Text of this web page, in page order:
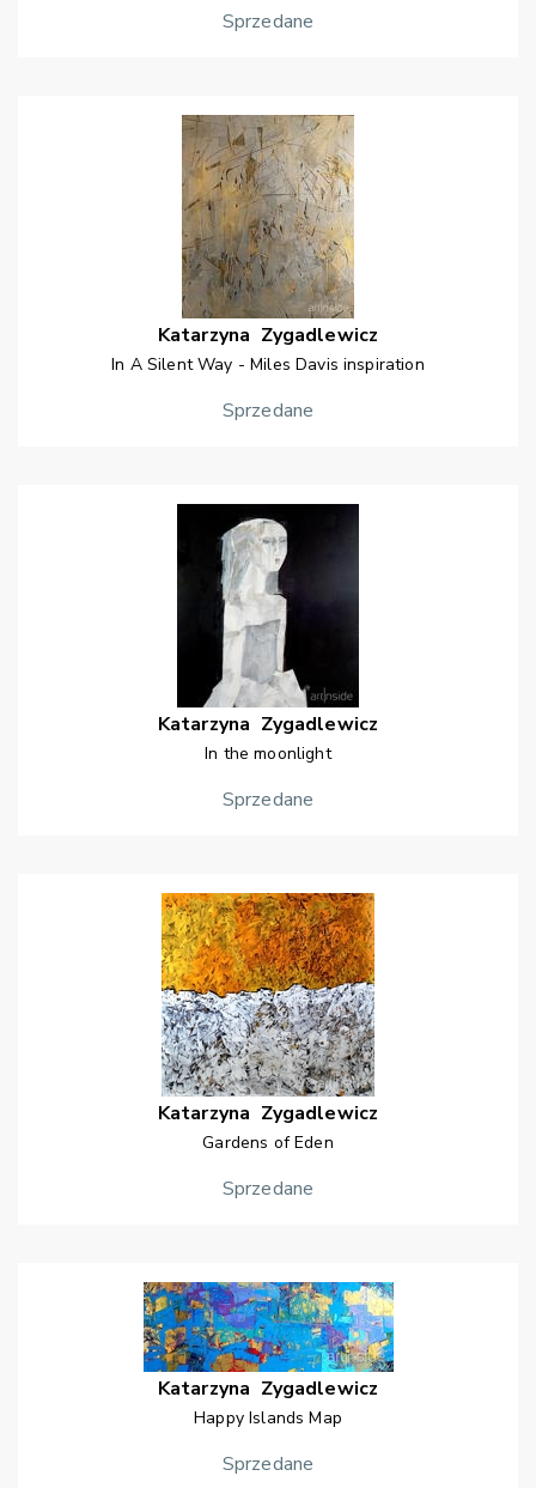
Sprzedane
Katarzyna Zygadlewicz
In A Silent Way - Miles Davis inspiration
Sprzedane
Katarzyna Zygadlewicz
In the moonlight
Sprzedane
Katarzyna Zygadlewicz
Gardens of Eden
Sprzedane
Katarzyna Zygadlewicz
Happy Islands Map
Sprzedane